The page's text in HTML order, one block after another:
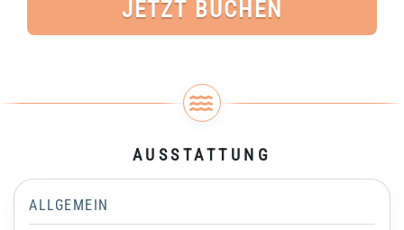
JETZT BUCHEN
AUSSTATTUNG
ALLGEMEIN